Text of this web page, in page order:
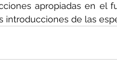
apropiadas en el
introducciones de las